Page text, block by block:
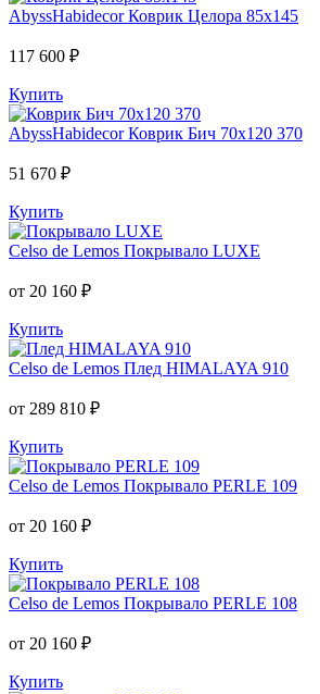
AbyssHabidecor Коврик Целора 85х145
117 600 ₽
Купить
AbyssHabidecor Коврик Бич 70х120 370
51 670 ₽
Купить
Celso de Lemos Покрывало LUXE
от 20 160 ₽
Купить
Celso de Lemos Плед HIMALAYA 910
от 289 810 ₽
Купить
Celso de Lemos Покрывало PERLE 109
от 20 160 ₽
Купить
Celso de Lemos Покрывало PERLE 108
от 20 160 ₽
Купить